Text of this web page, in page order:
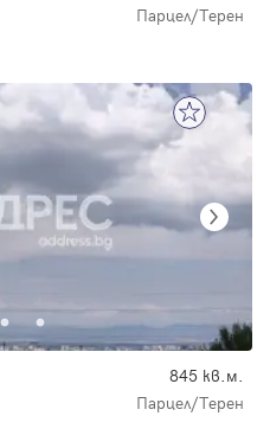
Парцел/Терен
845 кв.м.
Парцел/Терен